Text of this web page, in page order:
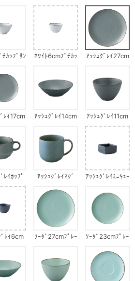
ﾁｶｯﾌﾟｻﾝ
ﾎﾜｲﾄ6cmﾌﾟﾁｶｯ
ｱｯｼｭｸﾞﾚｲ27cm
ﾚｲ17cm
ｱｯｼｭｸﾞﾚｲ14cm
ｱｯｼｭｸﾞﾚｲ11cm
ﾎﾞｳﾙ
ﾚｲｶｯﾌﾟ ｱｯｼｭｸﾞﾚｲﾏｸﾞ
ｱｯｼｭｸﾞﾚｲﾐﾆｷｭｰ
ﾚｲ6cm
ｿｰﾀﾞ27cmﾌﾟﾚｰ
ｿｰﾀﾞ23cmﾌﾟﾚｰ